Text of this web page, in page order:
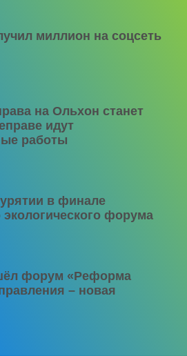
миллион на соцсеть
на Ольхон станет
идут
работы
в финале
экологического форума
форум «Реформа
– новая